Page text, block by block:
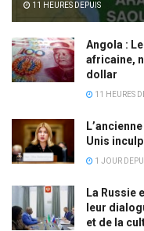
11 HEURES DEPUIS
Angola :
africaine,
dollar
11 HEURES
Unis
1 JOUR
La Russie
leur
et de la